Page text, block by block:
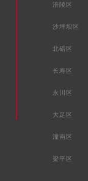
涪陵区
沙坪坝区
北碚区
长寿区
永川区
大足区
潼南区
梁平区